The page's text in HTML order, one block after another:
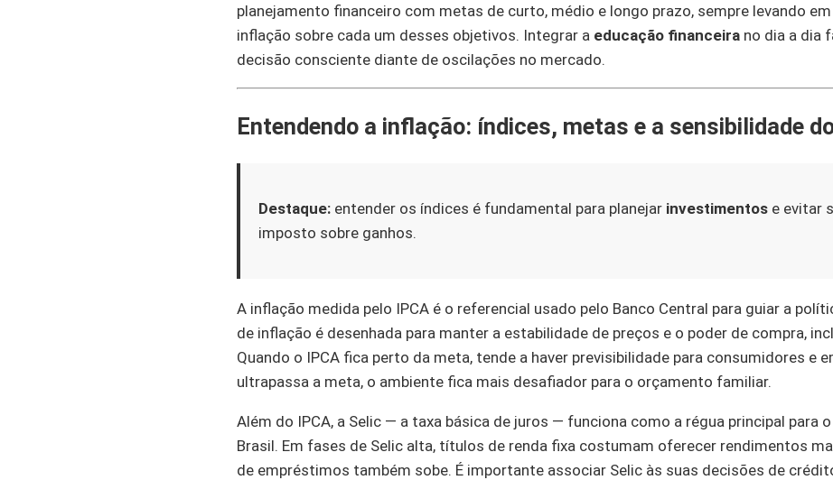
planejamento financeiro com metas de curto, médio e longo prazo, sempre levando
inflação sobre cada um desses objetivos. Integrar a educação financeira no dia a dia
decisão consciente diante de oscilações no mercado.
Entendendo a inflação: índices, metas e a sensibilidade
Destaque: entender os índices é fundamental para planejar investimentos e evitar
imposto sobre ganhos.
A inflação medida pelo IPCA é o referencial usado pelo Banco Central para guiar a
de inflação é desenhada para manter a estabilidade de preços e o poder de compra,
Quando o IPCA fica perto da meta, tende a haver previsibilidade para consumidores e
ultrapassa a meta, o ambiente fica mais desafiador para o orçamento familiar.
Além do IPCA, a Selic — a taxa básica de juros — funciona como a régua principal para
Brasil. Em fases de Selic alta, títulos de renda fixa costumam oferecer rendimentos
de empréstimos também sobe. É importante associar Selic às suas decisões de